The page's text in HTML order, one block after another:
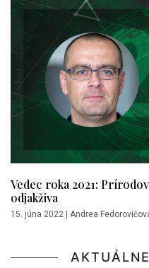
Vedec roka 2021:
odjakživa
15. júna 2022 | Andrea